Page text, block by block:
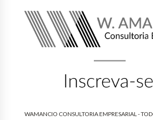
WAMANCIO CONSULTORIA EMPRESARIAL -